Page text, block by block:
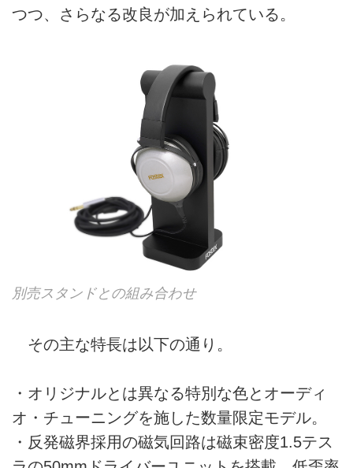
つつ、さらなる改良が加えられている。
別売スタンドとの組み合わせ
その主な特長は以下の通り。
・オリジナルとは異なる特別な色とオーディ
オ・チューニングを施した数量限定モデル。
・反発磁界採用の磁気回路は磁束密度1.5テス